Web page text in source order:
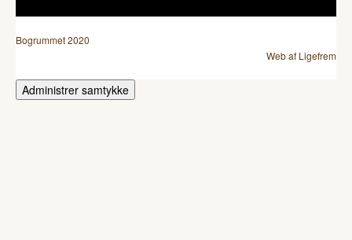
Bogrummet 2020
Web af Ligefrem
Administrer samtykke